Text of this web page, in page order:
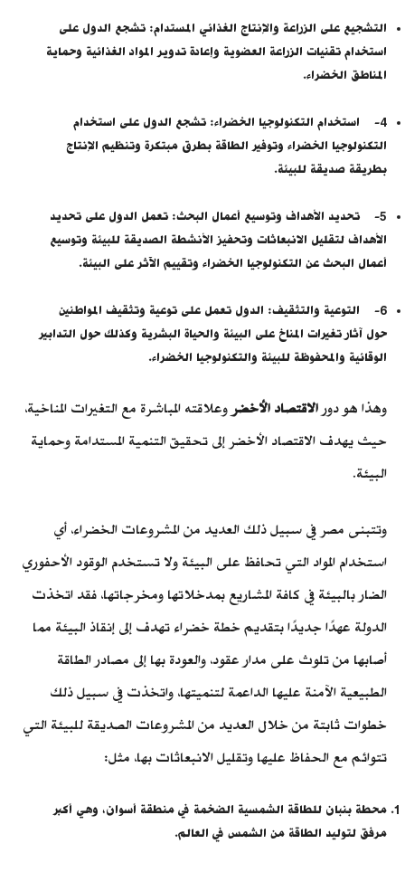
التشجيع على الزراعة والإنتاج الغذائي المستدام: تشجع الدول على
استخدام تقنيات الزراعة العضوية وإعادة تدوير المواد الغذائية وحماية
المناطق الخضراء.
4- استخدام التكنولوجيا الخضراء: تشجع الدول على استخدام
التكنولوجيا الخضراء وتوفير الطاقة بطرق مبتكرة وتنظيم الإنتاج
بطريقة صديقة للبيئة.
5- تحديد الأهداف وتوسيع أعمال البحث: تعمل الدول على تحديد
الأهداف لتقليل الانبعاثات وتحفيز الأنشطة الصديقة للبيئة وتوسيع
أعمال البحث عن التكنولوجيا الخضراء وتقييم الآثر على البيئة.
6- التوعية والتثقيف: الدول تعمل على توعية وتثقيف المواطنين
حول آثار تغيرات المناخ على البيئة والحياة البشرية وكذلك حول التدابير
الوقائية والمحفوظة للبيئة والتكنولوجيا الخضراء.
وهذا هو دور الاقتصاد الأخضر وعلاقته المباشرة مع التغيرات المناخية،
حيث يهدف الاقتصاد الأخضر إلى تحقيق التنمية المستدامة وحماية
البيئة.
وتتبنى مصر في سبيل ذلك العديد من المشروعات الخضراء، أي
استخدام المواد التي تحافظ على البيئة ولا تستخدم الوقود الأحفوري
الضار بالبيئة في كافة المشاريع بمدخلاتها ومخرجاتها، فقد اتخذت
الدولة عهدًا جديدًا بتقديم خطة خضراء تهدف إلى إنقاذ البيئة مما
أصابها من تلوث على مدار عقود، والعودة بها إلى مصادر الطاقة
الطبيعية الآمنة عليها الداعمة لتنميتها، واتخذت في سبيل ذلك
خطوات ثابتة من خلال العديد من المشروعات الصديقة للبيئة التي
تتوائم مع الحفاظ عليها وتقليل الانبعاثات بها، مثل:
محطة بنبان للطاقة الشمسية الضخمة في منطقة أسوان، وهي أكبر
مرفق لتوليد الطاقة من الشمس في العالم.